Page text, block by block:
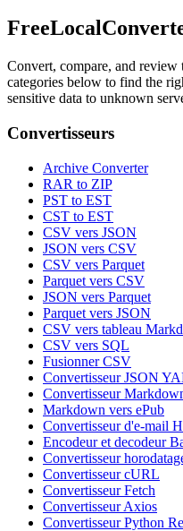
Convert, compare, and
categories below to find the
sensitive data to unknown
Convertisseurs
Archive Converter
RAR to ZIP
PST to EST
CST to EST
CSV vers JSON
JSON vers CSV
CSV vers Parquet
Parquet vers CSV
JSON vers Parquet
Parquet vers JSON
CSV vers tableau
CSV vers SQL
Fusionner CSV
Convertisseur JSON
Convertisseur
Markdown vers ePub
Convertisseur d'e-mail
Encodeur et decodeur
Convertisseur
Convertisseur cURL
Convertisseur Fetch
Convertisseur Axios
Convertisseur Python